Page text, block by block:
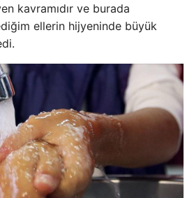
kavramıdır ve burada
ellerin hijyeninde büyük